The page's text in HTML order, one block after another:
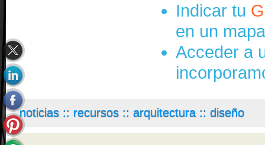
Indicar tu
en un
Acceder a
noticias :: recursos :: arquitectura :: diseño